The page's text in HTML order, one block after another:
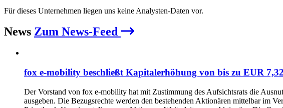
Für dieses Unternehmen liegen uns keine Analysten-Daten vor.
News Zum News-Feed
fox e-mobility beschließt Kapitalerhöhung von bis zu EUR
Der Vorstand von fox e-mobility hat mit Zustimmung des Aufsichtsrats die
ausgeben. Die Bezugsrechte werden den bestehenden Aktionären mittelbar im